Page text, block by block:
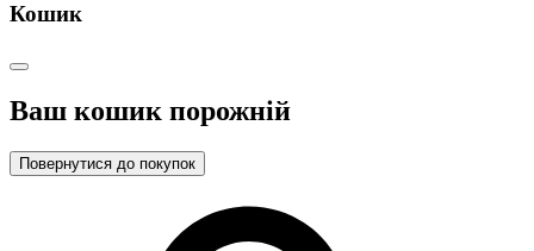
Кошик
Ваш кошик порожній
Повернутися до покупок